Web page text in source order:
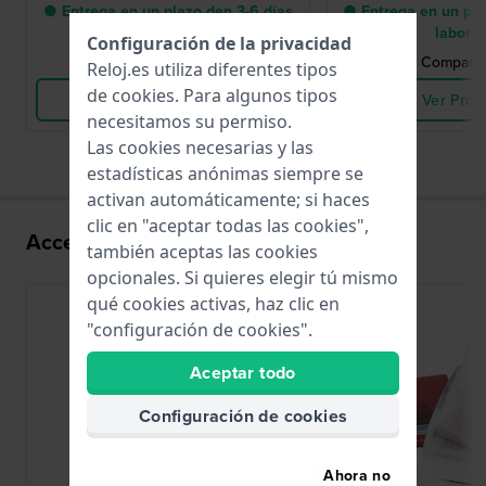
● Entrega en un plazo den 3-6 días
laborales
Comparar Relojes
Ver Producto
● Entrega en un
Ver
Accesorios para el movimiento 517-SW
Configuración de la privacidad
Reloj.es utiliza diferentes tipos
de cookies. Para algunos tipos
necesitamos su permiso.
Las cookies necesarias y las
estadísticas anónimas siempre se
activan automáticamente; si haces
clic en "aceptar todas las cookies",
también aceptas las cookies
opcionales. Si quieres elegir tú mismo
qué cookies activas, haz clic en
"configuración de cookies".
Aceptar todo
Configuración de cookies
Ahora no